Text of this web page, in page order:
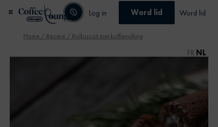
Log in Word lid Word lid
FR NL
Home / Recipe / Rolbiscuit met koffievulling